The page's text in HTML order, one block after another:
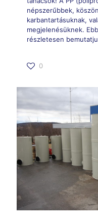
népszerűbbek,
karbantartásuknak,
megjelenésüknek.
részletesen
0